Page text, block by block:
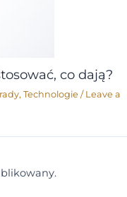
co dają?
, Technologie / Leave a